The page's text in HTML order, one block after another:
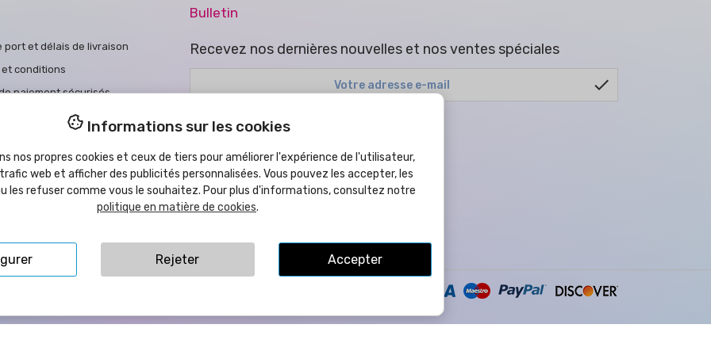
port et délais de livraison
et conditions
paiement sécurisés
d'achat
légales
Bulletin
Recevez nos dernières nouvelles et nos ventes spéciales
check
Llorens, 109B - 12540 Vila-Real (Castellón) ESPAGNE | TVA:
Informations sur les cookies
nos propres cookies et ceux de tiers pour améliorer l'expérience de l'utilisateur,
web et afficher des publicités personnalisées. Vous pouvez les accepter, les
les refuser comme vous le souhaitez. Pour plus d'informations, consultez notre
politique en matière de cookies.
Rejeter Accepter